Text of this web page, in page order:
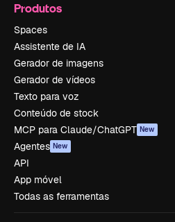
Produtos
Spaces
Assistente de IA
Gerador de imagens
Gerador de vídeos
Texto para voz
Conteúdo de stock
MCP para Claude/ChatGPT New
Agentes New
API
App móvel
Todas as ferramentas